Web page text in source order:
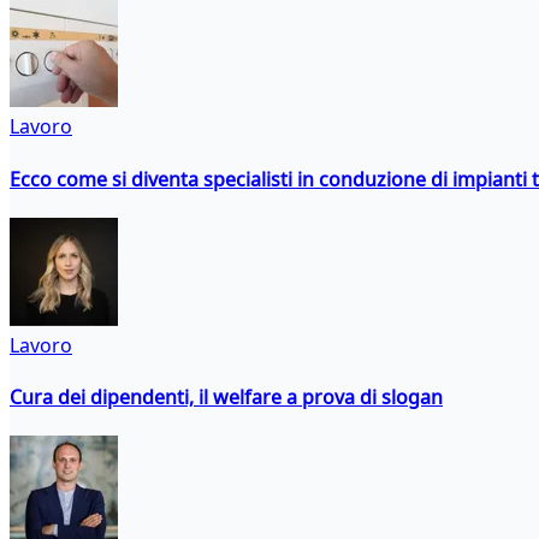
Lavoro
Ecco come si diventa specialisti in conduzione di impianti
Lavoro
Cura dei dipendenti, il welfare a prova di slogan